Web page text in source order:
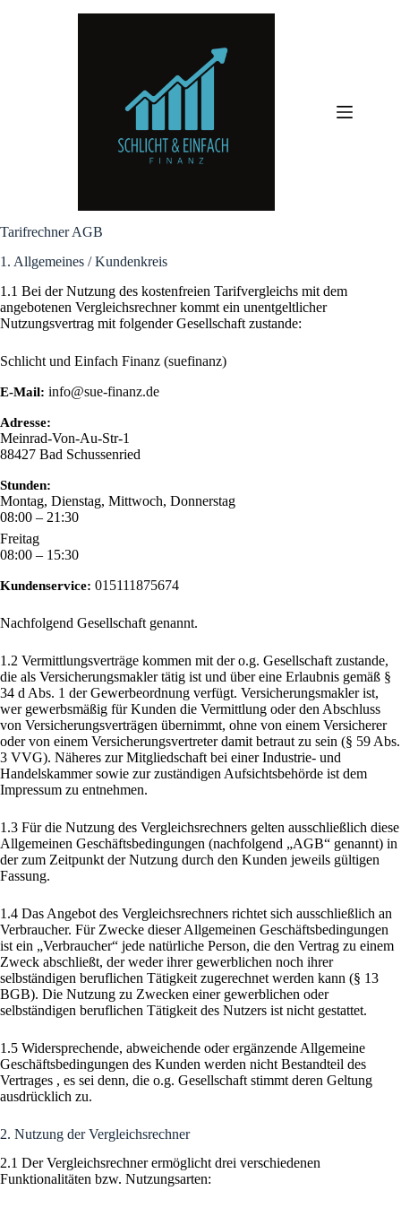
Tarifrechner AGB
1. Allgemeines / Kundenkreis
1.1 Bei der Nutzung des kostenfreien Tarifvergleichs mit dem
angebotenen Vergleichsrechner kommt ein unentgeltlicher
Nutzungsvertrag mit folgender Gesellschaft zustande:
Schlicht und Einfach Finanz (suefinanz)
E-Mail: info@sue-finanz.de
Adresse:
Meinrad-Von-Au-Str-1
88427 Bad Schussenried
Stunden:
Montag, Dienstag, Mittwoch, Donnerstag
08:00 – 21:30
Freitag
08:00 – 15:30
Kundenservice: 015111875674
Nachfolgend Gesellschaft genannt.
1.2 Vermittlungsverträge kommen mit der o.g. Gesellschaft zustande,
die als Versicherungsmakler tätig ist und über eine Erlaubnis gemäß §
34 d Abs. 1 der Gewerbeordnung verfügt. Versicherungsmakler ist,
wer gewerbsmäßig für Kunden die Vermittlung oder den Abschluss
von Versicherungsverträgen übernimmt, ohne von einem Versicherer
oder von einem Versicherungsvertreter damit betraut zu sein (§ 59 Abs.
3 VVG). Näheres zur Mitgliedschaft bei einer Industrie- und
Handelskammer sowie zur zuständigen Aufsichtsbehörde ist dem
Impressum zu entnehmen.
1.3 Für die Nutzung des Vergleichsrechners gelten ausschließlich diese
Allgemeinen Geschäftsbedingungen (nachfolgend „AGB“ genannt) in
der zum Zeitpunkt der Nutzung durch den Kunden jeweils gültigen
Fassung.
1.4 Das Angebot des Vergleichsrechners richtet sich ausschließlich an
Verbraucher. Für Zwecke dieser Allgemeinen Geschäftsbedingungen
ist ein „Verbraucher“ jede natürliche Person, die den Vertrag zu einem
Zweck abschließt, der weder ihrer gewerblichen noch ihrer
selbständigen beruflichen Tätigkeit zugerechnet werden kann (§ 13
BGB). Die Nutzung zu Zwecken einer gewerblichen oder
selbständigen beruflichen Tätigkeit des Nutzers ist nicht gestattet.
1.5 Widersprechende, abweichende oder ergänzende Allgemeine
Geschäftsbedingungen des Kunden werden nicht Bestandteil des
Vertrages , es sei denn, die o.g. Gesellschaft stimmt deren Geltung
ausdrücklich zu.
2. Nutzung der Vergleichsrechner
2.1 Der Vergleichsrechner ermöglicht drei verschiedenen
Funktionalitäten bzw. Nutzungsarten: